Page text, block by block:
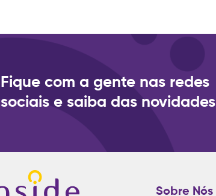
Fique com a gente nas redes
sociais e saiba das novidades
Sobre Nós